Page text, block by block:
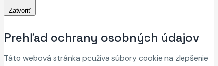
Zatvoriť
Prehľad ochrany osobných údajov
Táto webová stránka používa súbory cookie na zlepšenie